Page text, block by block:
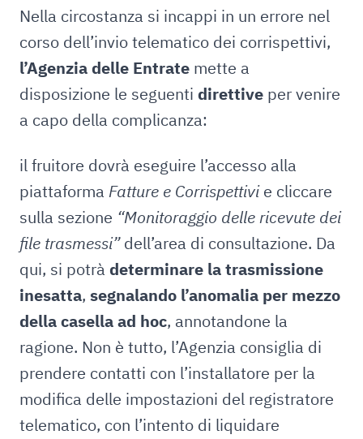
Nella circostanza si incappi in un errore nel
corso dell’invio telematico dei corrispettivi,
l’Agenzia delle Entrate mette a
disposizione le seguenti direttive per venire
a capo della complicanza:
il fruitore dovrà eseguire l’accesso alla
piattaforma Fatture e Corrispettivie cliccare
sulla sezione “Monitoraggio delle ricevute dei
file trasmessi”dell’area di consultazione. Da
qui, si potrà determinare la trasmissione
inesatta, segnalando l’anomalia per mezzo
della casella ad hoc, annotandone la
ragione. Non è tutto, l’Agenzia consiglia di
prendere contatti con l’installatore per la
modifica delle impostazioni del registratore
telematico, con l’intento di liquidare